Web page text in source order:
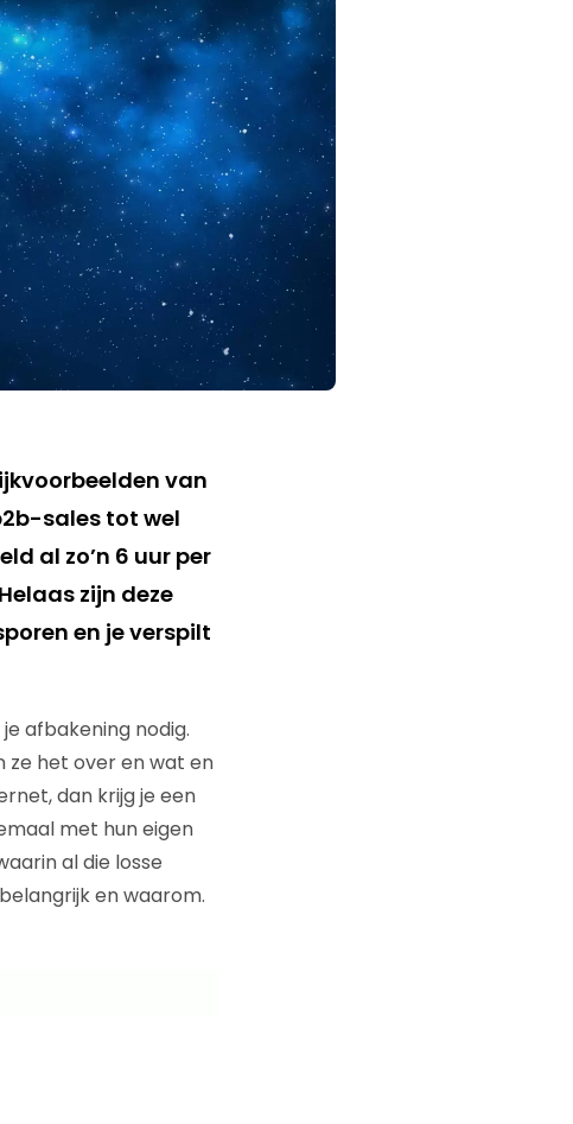
van
sales tot wel
al zo’n 6 uur per
zijn deze
en je verspilt
afbakening nodig.
ze het over en wat en
dan krijg je een
met hun eigen
al die losse
en waarom.